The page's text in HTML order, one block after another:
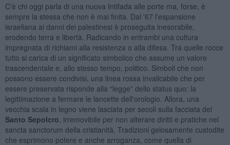
C'è chi oggi parla di una nuova Intifada alle porte ma, forse, è
sempre la stessa che non è mai finita. Dal '67 l'espansione
israeliana ai danni dei palestinesi è proseguita inesorabile,
erodendo terra e libertà. Radicando in entrambi una cultura
impregnata di richiami alla resistenza o alla difesa. Tra quelle rocce
tutto si carica di un significato simbolico che assume un valore
trascendentale e, allo stesso tempo, politico. Simboli che non
possono essere condivisi, una linea rossa invalicabile che per
essere preservata risponde alla “legge” dello status quo: la
legittimazione a fermare le lancette dell'orologio. Allora, una
vecchia scala in legno viene lasciata per secoli sulla facciata del
Santo Sepolcro , irremovibile per non alterare diritti e pratiche nel
sancta sanctorum della cristianità. Tradizioni gelosamente custodite
che esprimono potere e anche arroganza, come quella di